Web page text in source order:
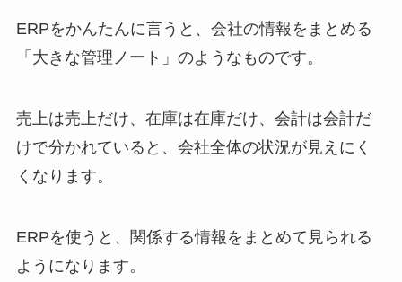
ERPをかんたんに言うと、会社の情報をまとめる
「大きな管理ノート」のようなものです。
売上は売上だけ、在庫は在庫だけ、会計は会計だ
けで分かれていると、会社全体の状況が見えにく
くなります。
ERPを使うと、関係する情報をまとめて見られる
ようになります。